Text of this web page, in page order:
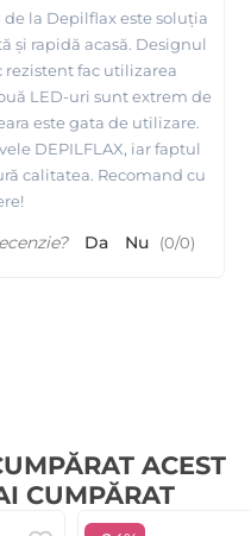
de la Depilflax este soluția
și rapidă acasă. Designul
fac utilizarea
LED-uri sunt extrem de
este gata de utilizare.
DEPILFLAX, iar faptul
calitatea. Recomand cu
Da Nu (0/0)
ACEST
CUMPĂRAT